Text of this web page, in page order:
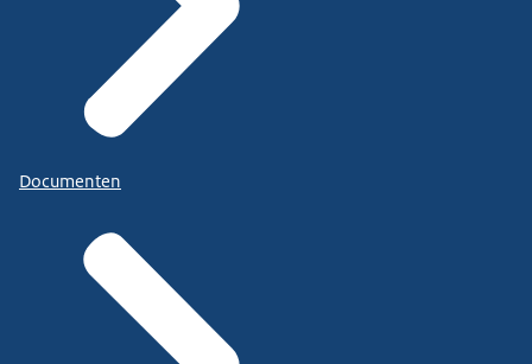
Documenten